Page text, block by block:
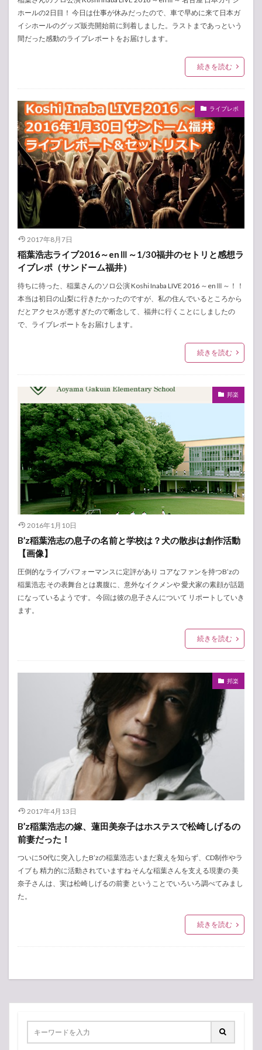
ホールの2日目！ 今日は仕事が休みだったので、車で早めに来て日本ガ
イシホールのグッズ販売開始前に到着しました。ラストまであっという
間だった感動のライブレポートをお届けします。
続きを読む
ライブレポ
2017年8月7日
稲葉浩志ライブ2016～enⅢ～1/30福井のセトリと感想ラ
イブレポ（サンドーム福井）
待ちに待った、稲葉さんのソロ公演 Koshi Inaba LIVE 2016 ～enⅢ～！！
本当は初日の山梨に行きたかったのですが、私の住んでいるところから
だとアクセスが悪すぎたので断念して、福井に行くことにしましたの
で、ライブレポートをお届けします。
続きを読む
邦楽
2016年1月10日
B’z稲葉浩志の息子の名前と学校は？犬の散歩は創作活動
【画像】
圧倒的なライブパフォーマンスに定評があり コアなファンを持つB’zの
稲葉浩志 その表舞台とは裏腹に、意外なイクメンや 愛犬家の素顔が話題
になっているようです。 今回は彼の息子さんについて リポートしていき
ます。
続きを読む
邦楽
2017年4月13日
B’z稲葉浩志の嫁、蓮田美奈子はホステスで松崎しげるの
前妻だった！
ついに50代に突入したB’zの稲葉浩志 いまだ衰えを知らず、CD制作やラ
イブも 精力的に活動されていますね そんな稲葉さんを支える現妻の 美
奈子さんは、実は松崎しげるの前妻 ということでいろいろ調べてみまし
た。
続きを読む